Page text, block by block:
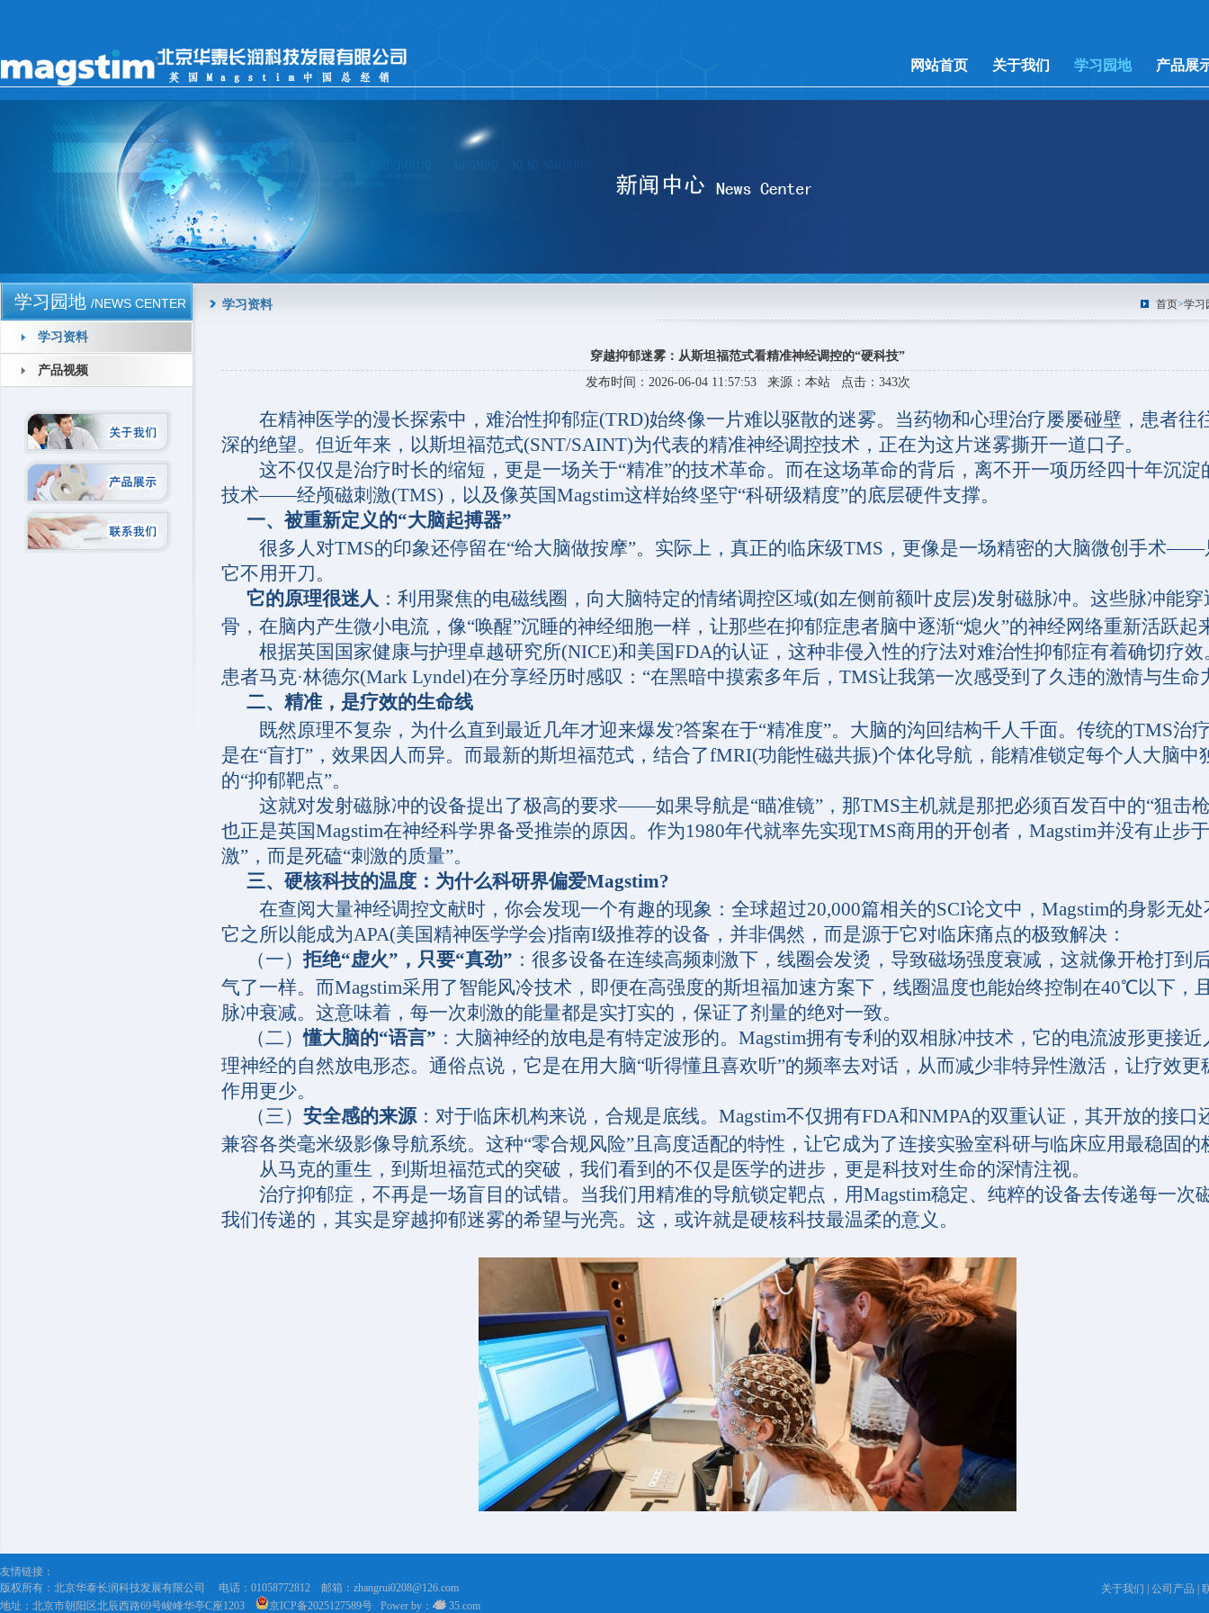
网站首页 关于我们 学习园地 产品展
学习园地 /NEWS CENTER
学习资料
产品视频
学习资料 首页>学习
穿越抑郁迷雾：从斯坦福范式看精准神经调控的“硬科技”
发布时间：2026-06-04 11:57:53 来源：本站 点击：343次
在精神医学的漫长探索中，难治性抑郁症(TRD)始终像一片难以驱散的迷雾。当药物和心理治疗屡屡碰壁，患者往
深的绝望。但近年来，以斯坦福范式(SNT/SAINT)为代表的精准神经调控技术，正在为这片迷雾撕开一道口子。
这不仅仅是治疗时长的缩短，更是一场关于“精准”的技术革命。而在这场革命的背后，离不开一项历经四十年沉淀
技术——经颅磁刺激(TMS)，以及像英国Magstim这样始终坚守“科研级精度”的底层硬件支撑。
一、被重新定义的“大脑起搏器”
很多人对TMS的印象还停留在“给大脑做按摩”。实际上，真正的临床级TMS，更像是一场精密的大脑微创手术——
它不用开刀。
它的原理很迷人 ：利用聚焦的电磁线圈，向大脑特定的情绪调控区域(如左侧前额叶皮层)发射磁脉冲。这些脉冲能穿
骨，在脑内产生微小电流，像“唤醒”沉睡的神经细胞一样，让那些在抑郁症患者脑中逐渐“熄火”的神经网络重新活跃起
根据英国国家健康与护理卓越研究所(NICE)和美国FDA的认证，这种非侵入性的疗法对难治性抑郁症有着确切疗效
患者马克·林德尔(Mark Lyndel)在分享经历时感叹：“在黑暗中摸索多年后，TMS让我第一次感受到了久违的激情与生命
二、 精准，是疗效的生命线
既然原理不复杂，为什么直到最近几年才迎来爆发?答案在于“精准度”。大脑的沟回结构千人千面。传统的TMS治
是在“盲打”，效果因人而异。而最新的斯坦福范式，结合了fMRI(功能性磁共振)个体化导航，能精准锁定每个人大脑中
的“抑郁靶点”。
这就对发射磁脉冲的设备提出了极高的要求——如果导航是“瞄准镜”，那TMS主机就是那把必须百发百中的“狙击
也正是英国Magstim在神经科学界备受推崇的原因。作为1980年代就率先实现TMS商用的开创者，Magstim并没有止步
激”，而是死磕“刺激的质量”。
三、 硬核科技的温度：为什么科研界偏爱Magstim?
在查阅大量神经调控文献时，你会发现一个有趣的现象：全球超过20,000篇相关的SCI论文中，Magstim的身影无处
它之所以能成为APA(美国精神医学学会)指南I级推荐的设备，并非偶然，而是源于它对临床痛点的极致解决：
（一）拒绝“虚火”，只要“真劲” ：很多设备在连续高频刺激下，线圈会发烫，导致磁场强度衰减，这就像开枪打到
气了一样。而Magstim采用了智能风冷技术，即便在高强度的斯坦福加速方案下，线圈温度也能始终控制在40℃以下，
脉冲衰减。这意味着，每一次刺激的能量都是实打实的，保证了剂量的绝对一致。
（二）懂大脑的“语言” ：大脑神经的放电是有特定波形的。Magstim拥有专利的双相脉冲技术，它的电流波形更接近
理神经的自然放电形态。通俗点说，它是在用大脑“听得懂且喜欢听”的频率去对话，从而减少非特异性激活，让疗效更
作用更少。
（三） 安全感的来源：对于临床机构来说，合规是底线。Magstim不仅拥有FDA和NMPA的双重认证，其开放的接口
兼容各类毫米级影像导航系统。这种“零合规风险”且高度适配的特性，让它成为了连接实验室科研与临床应用最稳固的
从马克的重生，到斯坦福范式的突破，我们看到的不仅是医学的进步，更是科技对生命的深情注视。
治疗抑郁症，不再是一场盲目的试错。当我们用精准的导航锁定靶点，用Magstim稳定、纯粹的设备去传递每一次
我们传递的，其实是穿越抑郁迷雾的希望与光亮。这，或许就是硬核科技最温柔的意义。
友情链接：
版权所有：北京华泰长润科技发展有限公司
电话：01058772812 邮箱： zhangrui0208@126.com
地址：北京市朝阳区北辰西路69号峻峰华亭C座1203
京ICP备2025127589号 Power by： 35.com
关于我们 公司产品